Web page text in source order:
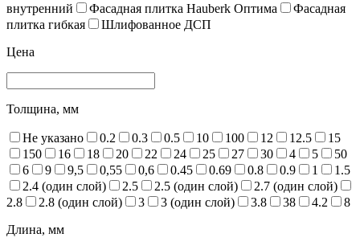
внутренний
Фасадная плитка Hauberk Оптима
Фасадная
плитка гибкая
Шлифованное ДСП
Цена
Толщина, мм
Не указано 0.2 0.3 0.5 10 100 12 12.5
15
150
16 18 20 22 24 25 27 30 4 5
50
6
9 9,5 0,55 0,6 0.45 0.69 0.8 0.9 1
1.5
2.4 (один слой)
2.5 2.5 (один слой)
2.7 (один слой)
2.8
2.8 (один слой) 3 3 (один слой) 3.8 38 4.2
8
Длина, мм